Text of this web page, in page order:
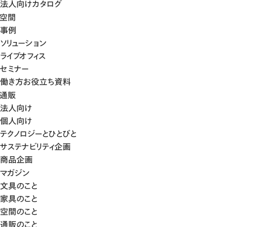
法人向けカタログ
空間
事例
ソリューション
ライブオフィス
セミナー
働き方お役立ち資料
通販
法人向け
個人向け
テクノロジーとひとびと
サステナビリティ企画
商品企画
マガジン
文具のこと
家具のこと
空間のこと
通販のこと